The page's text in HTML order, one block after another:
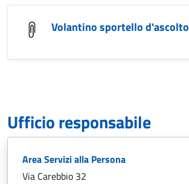
Volantino sportello d'ascolto
Ufficio responsabile
Area Servizi alla Persona
Via Carebbio 32